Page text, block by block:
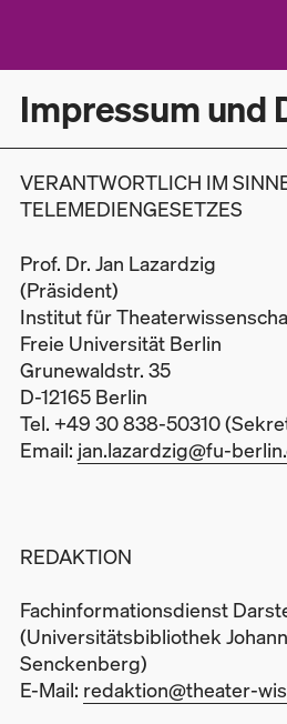
Impressum und
VERANTWORTLICH IM
TELEMEDIENGESETZES
Prof. Dr. Jan Lazardzig
(Präsident)
Institut für
Freie Universität Berlin
Grunewaldstr. 35
D-12165 Berlin
Tel. +49 30 838-50310
Email: jan.lazardzig@fu-
REDAKTION
Fachinformationsdienst
(Universitätsbibliothek
Senckenberg)
E-Mail: redaktion@theater-